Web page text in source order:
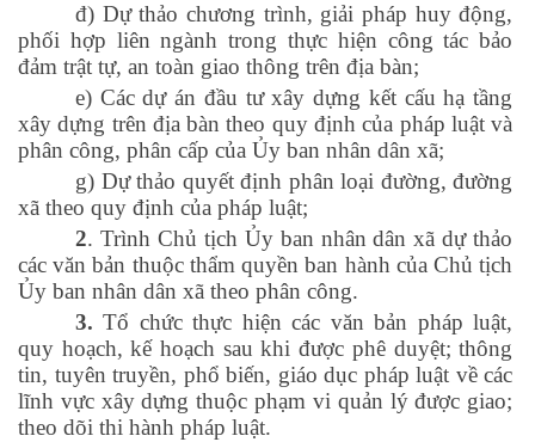
đ) Dự thảo chương trình, giải pháp huy động,
phối hợp liên ngành trong thực hiện công tác bảo
đảm trật tự, an toàn giao thông trên địa bàn;
e) Các dự án đầu tư xây dựng kết cấu hạ tầng
xây dựng trên địa bàn theo quy định của pháp luật và
phân công, phân cấp của Ủy ban nhân dân xã;
g) Dự thảo quyết định phân loại đường, đường
xã theo quy định của pháp luật;
2. Trình Chủ tịch Ủy ban nhân dân xã dự thảo
các văn bản thuộc thẩm quyền ban hành của Chủ tịch
Ủy ban nhân dân xã theo phân công.
3. Tổ chức thực hiện các văn bản pháp luật,
quy hoạch, kế hoạch sau khi được phê duyệt; thông
tin, tuyên truyền, phổ biến, giáo dục pháp luật về các
lĩnh vực xây dựng thuộc phạm vi quản lý được giao;
theo dõi thi hành pháp luật.